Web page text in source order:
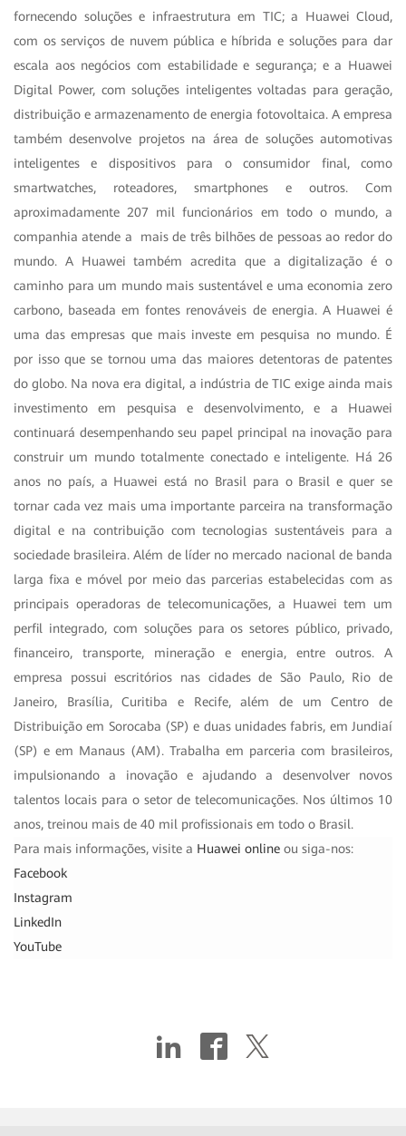
fornecendo soluções e infraestrutura em TIC; a Huawei Cloud,
com os serviços de nuvem pública e híbrida e soluções para dar
escala aos negócios com estabilidade e segurança; e a Huawei
Digital Power, com soluções inteligentes voltadas para geração,
distribuição e armazenamento de energia fotovoltaica. A empresa
também desenvolve projetos na área de soluções automotivas
inteligentes e dispositivos para o consumidor final, como
smartwatches, roteadores, smartphones e outros. Com
aproximadamente 207 mil funcionários em todo o mundo, a
companhia atende a mais de três bilhões de pessoas ao redor do
mundo. A Huawei também acredita que a digitalização é o
caminho para um mundo mais sustentável e uma economia zero
carbono, baseada em fontes renováveis de energia. A Huawei é
uma das empresas que mais investe em pesquisa no mundo. É
por isso que se tornou uma das maiores detentoras de patentes
do globo. Na nova era digital, a indústria de TIC exige ainda mais
investimento em pesquisa e desenvolvimento, e a Huawei
continuará desempenhando seu papel principal na inovação para
construir um mundo totalmente conectado e inteligente. Há 26
anos no país, a Huawei está no Brasil para o Brasil e quer se
tornar cada vez mais uma importante parceira na transformação
digital e na contribuição com tecnologias sustentáveis para a
sociedade brasileira. Além de líder no mercado nacional de banda
larga fixa e móvel por meio das parcerias estabelecidas com as
principais operadoras de telecomunicações, a Huawei tem um
perfil integrado, com soluções para os setores público, privado,
financeiro, transporte, mineração e energia, entre outros. A
empresa possui escritórios nas cidades de São Paulo, Rio de
Janeiro, Brasília, Curitiba e Recife, além de um Centro de
Distribuição em Sorocaba (SP) e duas unidades fabris, em Jundiaí
(SP) e em Manaus (AM). Trabalha em parceria com brasileiros,
impulsionando a inovação e ajudando a desenvolver novos
talentos locais para o setor de telecomunicações. Nos últimos 10
anos, treinou mais de 40 mil profissionais em todo o Brasil.
Para mais informações, visite a Huawei online ou siga-nos:
Facebook
Instagram
LinkedIn
YouTube